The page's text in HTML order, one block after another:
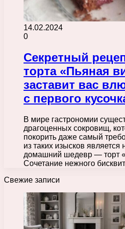
14.02.2024
0
Секретный
торта «Пьяная
заставит вас
с первого
В мире гастрономии
драгоценных сокровищ,
покорить даже самый
из таких изысков
домашний шедевр — торт
Сочетание нежного
Свежие записи